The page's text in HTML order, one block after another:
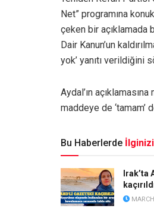
Net” programına
çeken bir açıklamada
Dair Kanun’un
yok’ yanıtı verildiğini
Aydal’ın
maddeye de
Bu Haberlerde
Irak’ta